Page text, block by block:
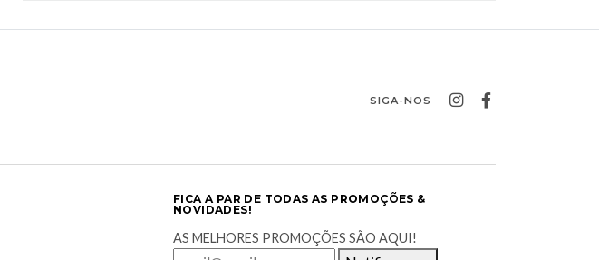
SIGA-NOS
FICA A PAR DE TODAS AS PROMOÇÕES &
NOVIDADES!
AS MELHORES PROMOÇÕES SÃO AQUI!